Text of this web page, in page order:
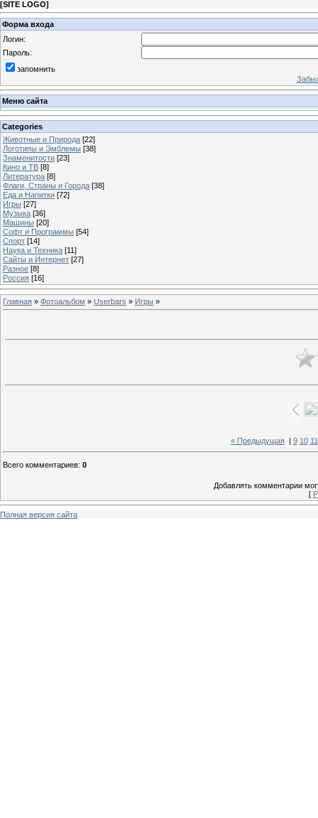
[SITE LOGO]
Форма входа
Логин:
Пароль:
запомнить
Меню сайта
Categories
Животные и Природа [22]
Логотипы и Эмблемы [38]
Знаменитости [23]
Кино и ТВ [8]
Литература [8]
Флаги, Страны и Города [38]
Еда и Напитки [72]
Игры [27]
Музыка [36]
Машины [20]
Софт и Программы [54]
Спорт [14]
Наука и Техника [11]
Сайты и Интернет [27]
Разное [8]
Россия [16]
Главная » Фотоальбом » Userbars » Игры »
« Предыдущая| 9 10 11
Всего комментариев: 0
Добавлять комментарии
[
Полная версия сайта